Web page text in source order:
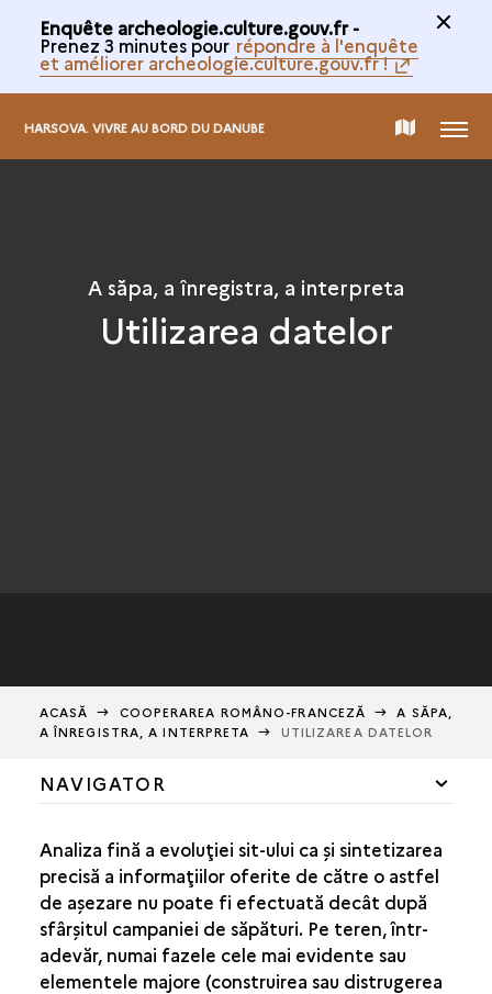
Enquête archeologie.culture.gouv.fr -
Prenez 3 minutes pour répondre à l'enquête
et améliorer archeologie.culture.gouv.fr !
HARSOVA. VIVRE AU BORD DU DANUBE CARTE MENIU
A săpa, a înregistra, a interpreta
Utilizarea datelor
ACASĂ COOPERAREA ROMÂNO-FRANCEZĂ
A SĂPA,
A ÎNREGISTRA, A INTERPRETA
UTILIZAREA DATELOR
NAVIGATOR
A SĂPA, A ÎNREGISTRA, A INTERPRETA
SĂPĂTURA
ÎNREGISTRAREA
UTILIZAREA DATELOR
Analiza fină a evoluţiei sit-ului ca şi sintetizarea
precisă a informaţiilor oferite de către o astfel
de aşezare nu poate fi efectuată decât după
sfârşitul campaniei de săpături. Pe teren, într-
adevăr, numai fazele cele mai evidente sau
elementele majore (construirea sau distrugerea